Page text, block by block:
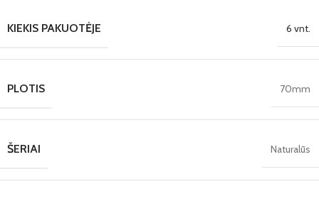
KIEKIS PAKUOTĖJE 6 vnt.
PLOTIS 70mm
ŠERIAI Naturalūs